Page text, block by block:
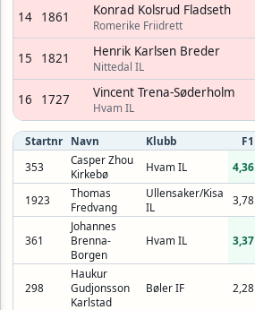
14 1861 Konrad Kolsrud Fladseth
Romerike Friidrett
15 1821 Henrik Karlsen Breder
Nittedal IL
16 1727 Vincent Trena-Søderholm
Hvam IL
Startnr Navn Klubb F1
353
Casper Zhou
Kirkebø
Hvam IL 4,36
1923
Thomas
Fredvang
Ullensaker/Kisa
IL
3,78
361
Johannes
Brenna-
Borgen
Hvam IL 3,37
298
Haukur
Gudjonsson
Karlstad
Bøler IF 2,28